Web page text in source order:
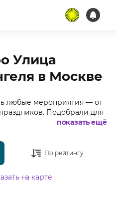
Улица
в Москве
любые мероприятия — от
Подобрали для
Улица академика Янгеля
от 400 рублей в
показать ещё
По рейтингу
на карте